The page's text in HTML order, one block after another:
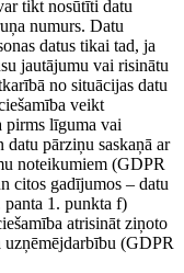
tikt nosūtīti datu
numurs. Datu
datus tikai tad, ja
jautājumu vai risinātu
no situācijas datu
veikt
pirms līguma vai
datu pārziņu saskaņā ar
noteikumiem (GDPR
citos gadījumos – datu
panta 1. punkta f)
atrisināt ziņoto
uzņēmējdarbību (GDPR